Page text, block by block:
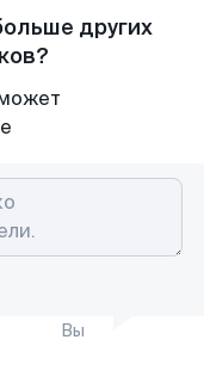
других
Вы